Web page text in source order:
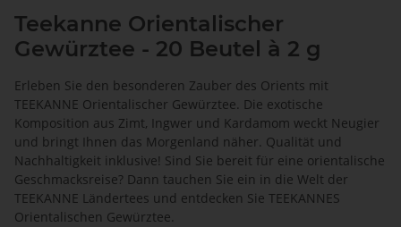
Teekanne Orientalischer
Gewürztee - 20 Beutel à 2 g
Erleben Sie den besonderen Zauber des Orients mit
TEEKANNE Orientalischer Gewürztee. Die exotische
Komposition aus Zimt, Ingwer und Kardamom weckt Neugier
und bringt Ihnen das Morgenland näher. Qualität und
Nachhaltigkeit inklusive! Sind Sie bereit für eine orientalische
Geschmacksreise? Dann tauchen Sie ein in die Welt der
TEEKANNE Ländertees und entdecken Sie TEEKANNES
Orientalischen Gewürztee.